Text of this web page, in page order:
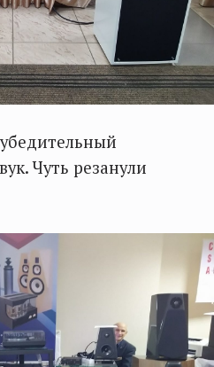
Чуть резанули